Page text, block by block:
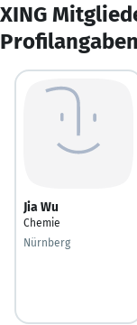
XING
Profilangaben
Jia Wu
Chemie
Nürnberg